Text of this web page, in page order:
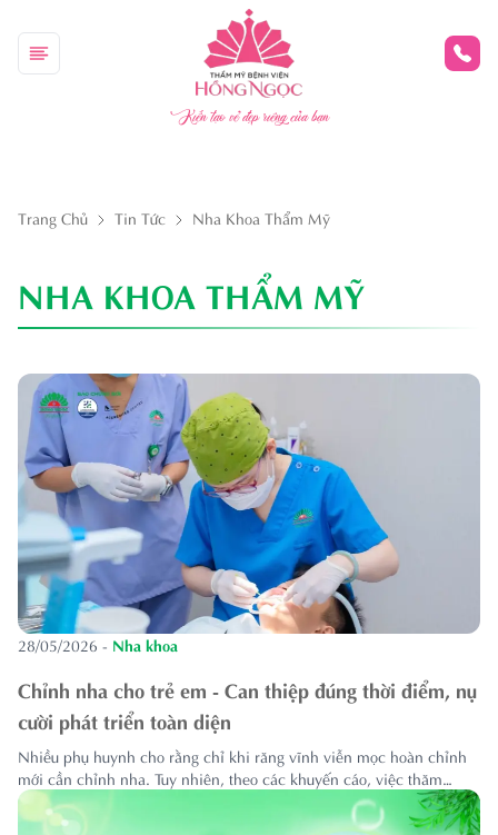
Kiến tạo vẻ đẹp riêng của bạn
Trang Chủ Tin Tức Nha Khoa Thẩm Mỹ
NHA KHOA THẨM MỸ
28/05/2026 - Nha khoa
Chỉnh nha cho trẻ em - Can thiệp đúng thời điểm, nụ
cười phát triển toàn diện
Nhiều phụ huynh cho rằng chỉ khi răng vĩnh viễn mọc hoàn chỉnh
mới cần chỉnh nha. Tuy nhiên, theo các khuyến cáo, việc thăm
khám và can thiệp đúng thời điểm đóng vai trò quan trọng trong
việc chỉnh nha cho trẻ em, giúp định hướng sự phát triển của...